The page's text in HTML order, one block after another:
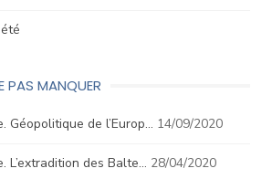
PAS MANQUER
Géopolitique de l’Europ… 14/09/2020
L’extradition des Balte… 28/04/2020